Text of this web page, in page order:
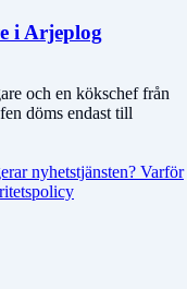
i Arjeplog
och en kökschef från
döms endast till
nyhetstjänsten? Varför